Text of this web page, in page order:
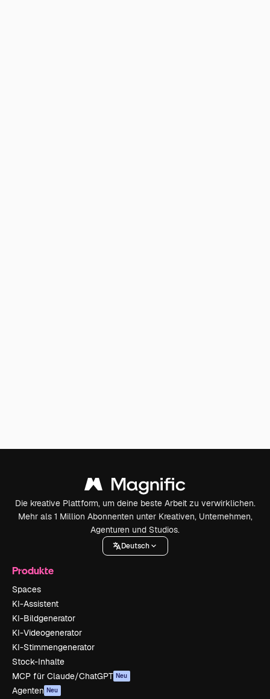
Die kreative Plattform, um deine beste Arbeit zu verwirklichen.
Mehr als 1 Million Abonnenten unter Kreativen, Unternehmen,
Agenturen und Studios.
Deutsch
Produkte
Spaces
KI-Assistent
KI-Bildgenerator
KI-Videogenerator
KI-Stimmengenerator
Stock-Inhalte
MCP für Claude/ChatGPT Neu
Agenten Neu